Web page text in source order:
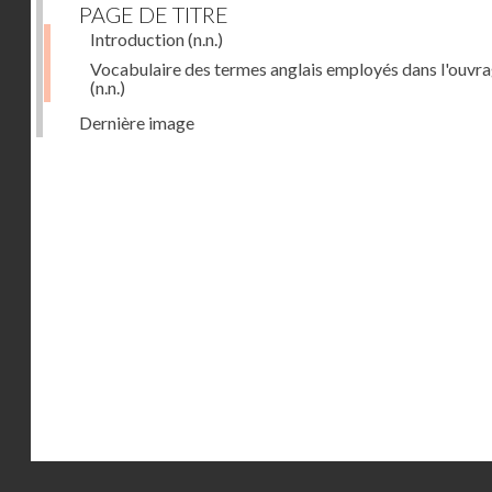
PAGE DE TITRE
Introduction(n.n.)
Vocabulaire des termes anglais employés dans
(n.n.)
Dernière image